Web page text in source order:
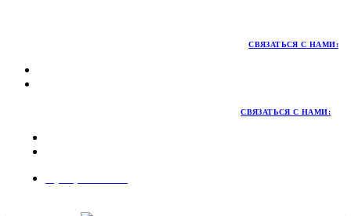
СВЯЗАТЬСЯ С НАМИ:
СВЯЗАТЬСЯ С НАМИ: